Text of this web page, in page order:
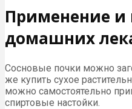
Применение и
домашних
Сосновые почки можно
же купить сухое
можно самостоятельно
спиртовые настойки.